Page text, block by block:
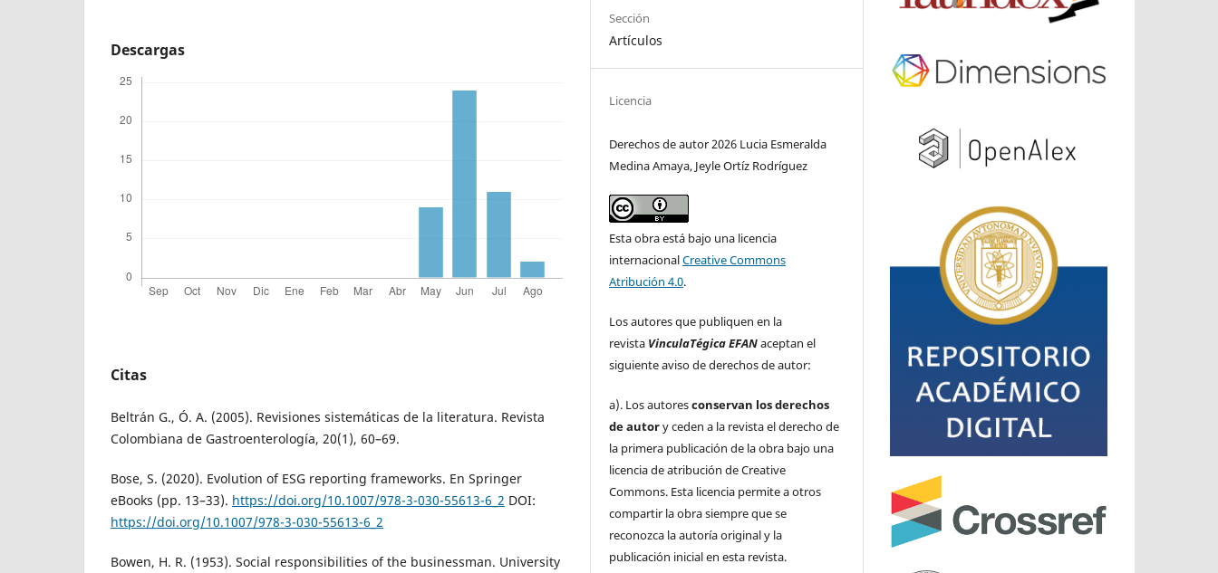
Descargas
Citas
Beltrán G., Ó. A. (2005). Revisiones sistemáticas de la literatura. Revista
Colombiana de Gastroenterología, 20(1), 60–69.
Bose, S. (2020). Evolution of ESG reporting frameworks. En Springer
eBooks (pp. 13–33). https://doi.org/10.1007/978-3-030-55613-6_2 DOI:
https://doi.org/10.1007/978-3-030-55613-6_2
Bowen, H. R. (1953). Social responsibilities of the businessman. University
Sección
Artículos
Licencia
Derechos de autor 2026 Lucia Esmeralda
Medina Amaya, Jeyle Ortíz Rodríguez
Esta obra está bajo una licencia
internacionalCreative Commons
Atribución 4.0.
Los autores que publiquen en la
revista VinculaTégica EFANaceptan el
siguiente aviso de derechos de autor:
a). Los autoresconservan los derechos
de autory ceden a la revista el derecho de
la primera publicación de la obra bajo una
licencia de atribución de Creative
Commons. Esta licencia permite a otros
compartir la obra siempre que se
reconozca la autoría original y la
publicación inicial en esta revista.